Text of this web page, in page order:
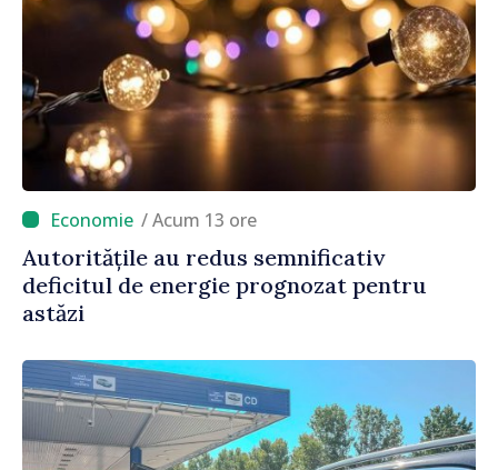
/ Acum 13 ore
Autoritățile au redus semnificativ
deficitul de energie prognozat pentru
astăzi